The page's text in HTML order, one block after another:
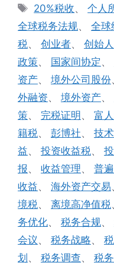
类
标
签
20%税收、个人
全球税务法规、 全球
税、 创业者、 创始人
政策、 国家间协定 、
资产、 境外公司股份
外融资、 境外资产、
策、 完税证明 、 富
籍税、 彭博社、 技
益、 投资收益税、
报、 收益管理、 普
收益、 海外资产交易
境税、 离境高净值税
务优化、 税务合规、
会议 、 税务战略、
划 、 税务调查、 税